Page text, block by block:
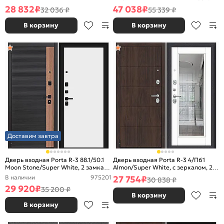
28 832₽32 036 ₽
В корзину
47 038₽55 339 ₽
В корзину
Доставим завтра
Дверь входная Porta R-3 88.1/50.1
Moon Stone/Super White, 2 замка, с
ночной задвижкой
В наличии 975201
29 920₽35 200 ₽
В корзину
Дверь входная Porta R-3 4/П61
Almon/Super White, с зеркалом, 2
замка, с ночной задвижкой
27 754₽30 838 ₽
В корзину